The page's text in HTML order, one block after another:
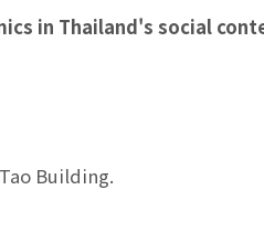
in Thailand's social
Building.